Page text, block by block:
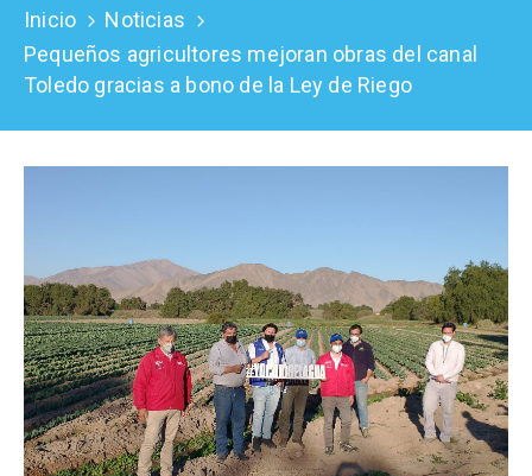
Prensa
Inicio
Noticias
Pequeños agricultores mejoran obras del canal
Toledo gracias a bono de la Ley de Riego